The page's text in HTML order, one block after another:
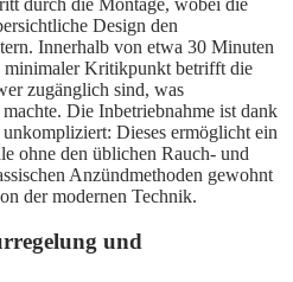
Design den
Innerhalb von etwa 30 Minuten
minimaler Kritikpunkt betrifft die
zugänglich sind, was
Die Inbetriebnahme ist dank
Dieses ermöglicht ein
ohne den üblichen Rauch- und
Anzündmethoden gewohnt
der modernen Technik.
und